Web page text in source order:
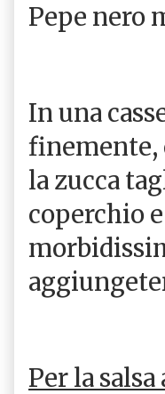
Pepe nero
In una
finemente,
la zucca
coperchio
Per la